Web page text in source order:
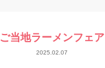
ご当地ラーメンフェア
2025.02.07